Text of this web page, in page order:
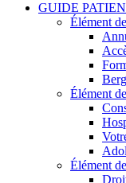
GUIDE
Élément
Élément
Élément